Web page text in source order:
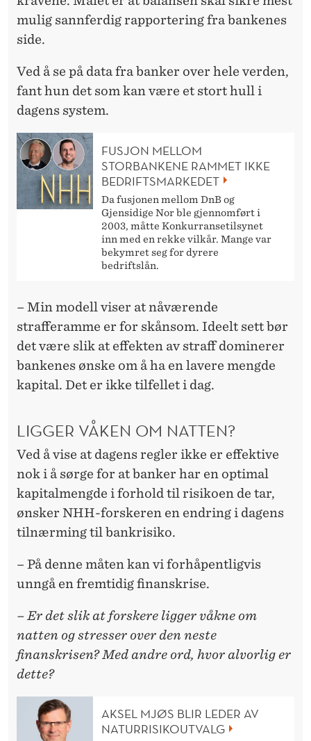
mulig sannferdig rapportering fra bankenes
side.
Ved å se på data fra banker over hele verden,
fant hun det som kan være et stort hull i
dagens system.
FUSJON MELLOM
STORBANKENE RAMMET IKKE
BEDRIFTSMARKEDET
Da fusjonen mellom DnB og
Gjensidige Nor ble gjennomført i
2003, måtte Konkurransetilsynet
inn med en rekke vilkår. Mange var
bekymret seg for dyrere
bedriftslån.
– Min modell viser at nåværende
strafferamme er for skånsom. Ideelt sett bør
det være slik at effekten av straff dominerer
bankenes ønske om å ha en lavere mengde
kapital. Det er ikke tilfellet i dag.
LIGGER VÅKEN OM NATTEN?
Ved å vise at dagens regler ikke er effektive
nok i å sørge for at banker har en optimal
kapitalmengde i forhold til risikoen de tar,
ønsker NHH-forskeren en endring i dagens
tilnærming til bankrisiko.
– På denne måten kan vi forhåpentligvis
unngå en fremtidig finanskrise.
– Er det slik at forskere ligger våkne om
natten og stresser over den neste
finanskrisen? Med andre ord, hvor alvorlig er
dette?
AKSEL MJØS BLIR LEDER AV
NATURRISIKOUTVALG